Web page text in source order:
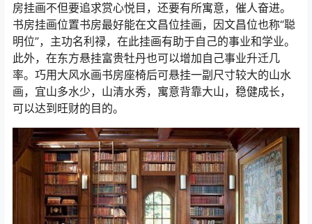
房挂画不但要追求赏心悦目，还要有所寓意，催人奋进。
书房挂画位置书房最好能在文昌位挂画，因文昌位也称“聪
明位”，主功名利禄，在此挂画有助于自己的事业和学业。
此外，在东方悬挂富贵牡丹也可以增加自己事业升迁几
率。巧用大风水画书房座椅后可悬挂一副尺寸较大的山水
画，宜山多水少，山清水秀，寓意背靠大山，稳健成长，
可以达到旺财的目的。